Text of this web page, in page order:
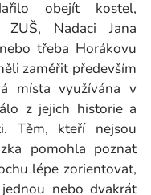
obejít kostel,
ZUŠ, Nadaci Jana
třeba Horákovu
zaměřit především
místa využívána v
z jejich historie a
Těm, kteří nejsou
pomohla poznat
lépe zorientovat,
nebo dvakrát